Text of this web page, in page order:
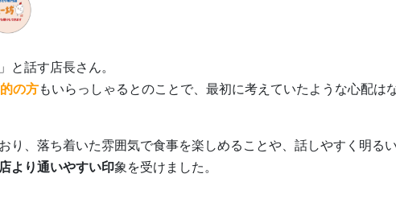
」と話す店長さん。
の方もいらっしゃるとのことで、最初に考えていたような心配は
り、落ち着いた雰囲気で食事を楽しめることや、話しやすく明る
より通いやすい印象を受けました。